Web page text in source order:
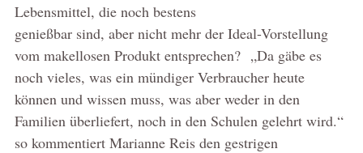
Lebensmittel, die noch bestens
genießbar sind, aber nicht mehr der Ideal-Vorstellung
vom makellosen Produkt entsprechen? „Da gäbe es
noch vieles, was ein mündiger Verbraucher heute
können und wissen muss, was aber weder in den
Familien überliefert, noch in den Schulen gelehrt wird.“
so kommentiert Marianne Reis den gestrigen